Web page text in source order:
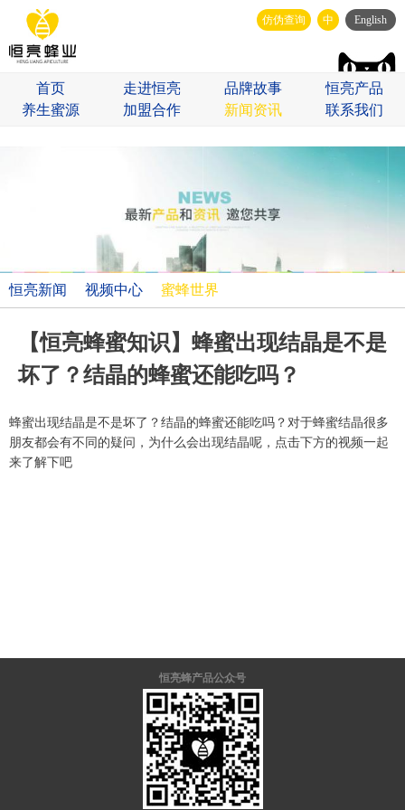
仿伪查询 中 English
首页 走进恒亮 品牌故事
恒亮产品
养生蜜源
加盟合作 新闻资讯 联系我们
恒亮新闻 视频中心 蜜蜂世界
【恒亮蜂蜜知识】蜂蜜出现结晶是不是
坏了？结晶的蜂蜜还能吃吗？
蜂蜜出现结晶是不是坏了？结晶的蜂蜜还能吃吗？对于蜂蜜结晶很多
朋友都会有不同的疑问，为什么会出现结晶呢，点击下方的视频一起
来了解下吧
恒亮蜂产品公众号